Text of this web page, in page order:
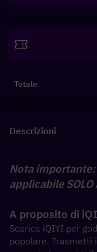
Totale
Descrizioni
Nota
applicabile
A proposito di
Scarica iQIYI per
popolare. Trasmetti